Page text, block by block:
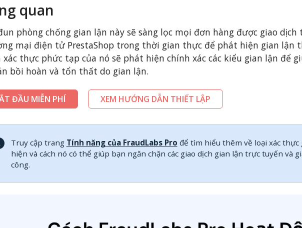
quan
phòng chống gian lận này sẽ sàng lọc mọi đơn hàng được giao
mại điện tử PrestaShop trong thời gian thực để phát hiện gian lận
xác thực phức tạp của nó sẽ phát hiện chính xác các kiểu gian lận để
bồi hoàn và tổn thất do gian lận.
ĐẦU MIỄN PHÍ XEM HƯỚNG DẪN THIẾT LẬP
Truy cập trang Tính năng của FraudLabs Pro để tìm hiểu thêm về loại xác thực
hiện và cách nó có thể giúp bạn ngăn chặn các giao dịch gian lận trực tuyến và
công.